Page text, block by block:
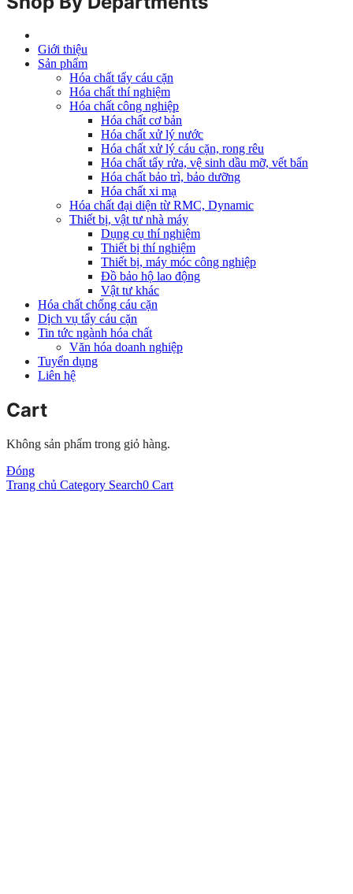
Giới thiệu
Sản phẩm
Hóa chất tẩy cáu cặn
Hóa chất thí nghiệm
Hóa chất công nghiệp
Hóa chất cơ bản
Hóa chất xử lý nước
Hóa chất xử lý cáu cặn, rong rêu
Hóa chất tẩy rửa, vệ sinh dầu mỡ, vết bẩn
Hóa chất bảo trì, bảo dưỡng
Hóa chất xi mạ
Hóa chất đại diện từ RMC, Dynamic
Thiết bị, vật tư nhà máy
Dụng cụ thí nghiệm
Thiết bị thí nghiệm
Thiết bị, máy móc công nghiệp
Đồ bảo hộ lao động
Vật tư khác
Hóa chất chống cáu cặn
Dịch vụ tẩy cáu cặn
Tin tức ngành hóa chất
Văn hóa doanh nghiệp
Tuyển dụng
Liên hệ
Cart
Không sản phẩm trong giỏ hàng.
Đóng
Trang chủ Category Search0 Cart